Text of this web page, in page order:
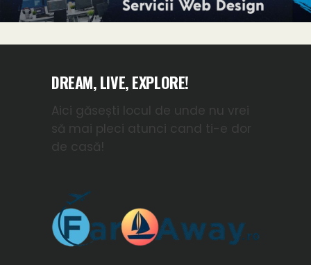
DREAM, LIVE, EXPLORE!
Aici găsești locul de unde nu vrei
să mai pleci atunci cand ti-e dor
de casă!